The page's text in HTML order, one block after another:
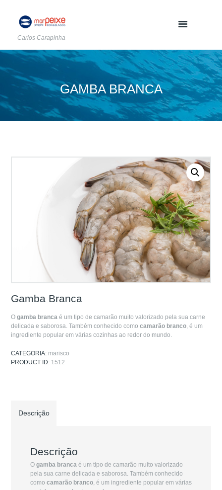
Carlos Carapinha
GAMBA BRANCA
Gamba Branca
Ogamba branca é um tipo de camarão muito valorizado pela sua carne
delicada e saborosa. Também conhecido comocamarão branco, é um
ingrediente popular em várias cozinhas ao redor do mundo.
CATEGORIA: marisco
PRODUCT ID: 1512
Descrição
Descrição
O gamba brancaé um tipo de camarão muito valorizado
pela sua carne delicada e saborosa. Também conhecido
como camarão branco, é um ingrediente popular em várias